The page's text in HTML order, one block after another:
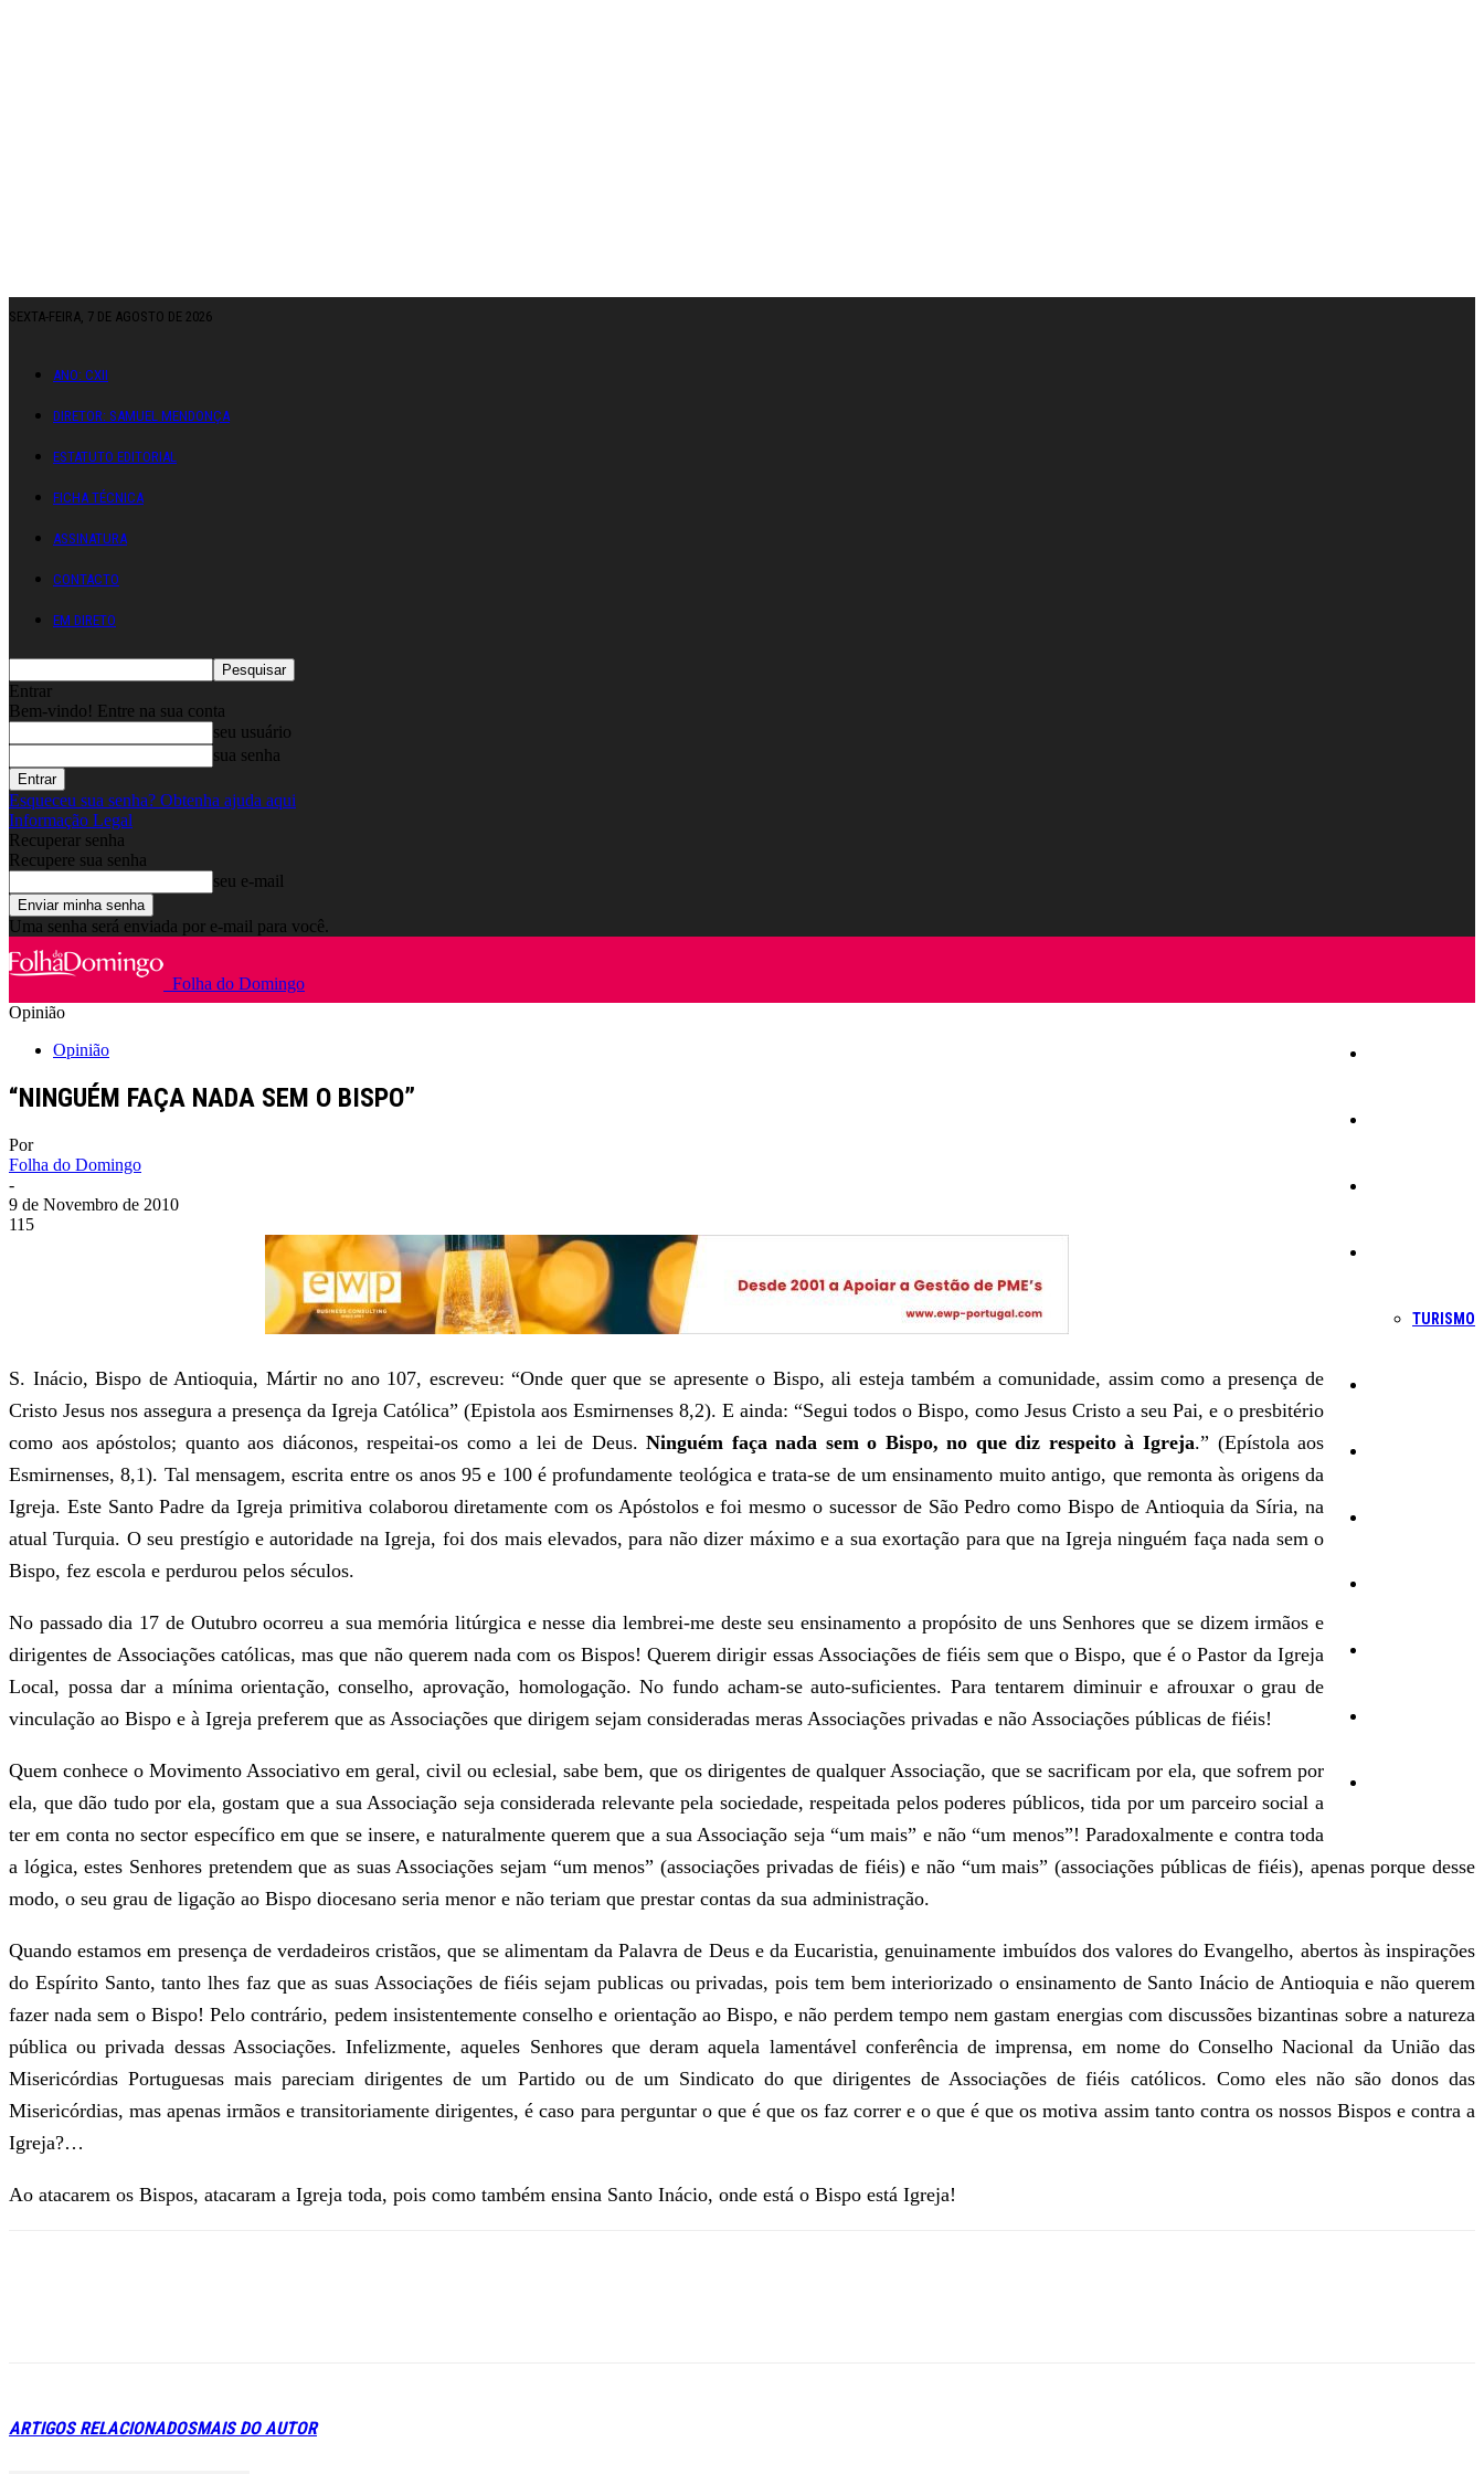
SEXTA-FEIRA, 7 DE AGOSTO DE 2026
ANO: CXII
DIRETOR: SAMUEL MENDONÇA
ESTATUTO EDITORIAL
FICHA TÉCNICA
ASSINATURA
CONTACTO
EM DIRETO
Entrar
Bem-vindo! Entre na sua conta
seu usuário
sua senha
Esqueceu sua senha? Obtenha ajuda aqui
Informação Legal
Recuperar senha
Recupere sua senha
seu e-mail
Uma senha será enviada por e-mail para você.
Folha do Domingo
TURISMO
Opinião
Opinião
“NINGUÉM FAÇA NADA SEM O BISPO”
Por
Folha do Domingo
-
9 de Novembro de 2010
115
S. Inácio, Bispo de Antioquia, Mártir no ano 107, escreveu: “Onde quer que se apresente o Bispo, ali esteja também a comunidade, assim como a presença de
Cristo Jesus nos assegura a presença da Igreja Católica” (Epistola aos Esmirnenses 8,2). E ainda: “Segui todos o Bispo, como Jesus Cristo a seu Pai, e o presbitério
como aos apóstolos; quanto aos diáconos, respeitai-os como a lei de Deus.Ninguém faça nada sem o Bispo, no que diz respeito à Igreja.” (Epístola aos
Esmirnenses, 8,1). Tal mensagem, escrita entre os anos 95 e 100 é profundamente teológica e trata-se de um ensinamento muito antigo, que remonta às origens da
Igreja. Este Santo Padre da Igreja primitiva colaborou diretamente com os Apóstolos e foi mesmo o sucessor de São Pedro como Bispo de Antioquia da Síria, na
atual Turquia. O seu prestígio e autoridade na Igreja, foi dos mais elevados, para não dizer máximo e a sua exortação para que na Igreja ninguém faça nada sem o
Bispo, fez escola e perdurou pelos séculos.
No passado dia 17 de Outubro ocorreu a sua memória litúrgica e nesse dia lembrei-me deste seu ensinamento a propósito de uns Senhores que se dizem irmãos e
dirigentes de Associações católicas, mas que não querem nada com os Bispos! Querem dirigir essas Associações de fiéis sem que o Bispo, que é o Pastor da Igreja
Local, possa dar a mínima orientação, conselho, aprovação, homologação. No fundo acham-se auto-suficientes. Para tentarem diminuir e afrouxar o grau de
vinculação ao Bispo e à Igreja preferem que as Associações que dirigem sejam consideradas meras Associações privadas e não Associações públicas de fiéis!
Quem conhece o Movimento Associativo em geral, civil ou eclesial, sabe bem, que os dirigentes de qualquer Associação, que se sacrificam por ela, que sofrem por
ela, que dão tudo por ela, gostam que a sua Associação seja considerada relevante pela sociedade, respeitada pelos poderes públicos, tida por um parceiro social a
ter em conta no sector específico em que se insere, e naturalmente querem que a sua Associação seja “um mais” e não “um menos”! Paradoxalmente e contra toda
a lógica, estes Senhores pretendem que as suas Associações sejam “um menos” (associações privadas de fiéis) e não “um mais” (associações públicas de fiéis), apenas porque desse
modo, o seu grau de ligação ao Bispo diocesano seria menor e não teriam que prestar contas da sua administração.
Quando estamos em presença de verdadeiros cristãos, que se alimentam da Palavra de Deus e da Eucaristia, genuinamente imbuídos dos valores do Evangelho, abertos às inspirações
do Espírito Santo, tanto lhes faz que as suas Associações de fiéis sejam publicas ou privadas, pois tem bem interiorizado o ensinamento de Santo Inácio de Antioquia e não querem
fazer nada sem o Bispo! Pelo contrário, pedem insistentemente conselho e orientação ao Bispo, e não perdem tempo nem gastam energias com discussões bizantinas sobre a natureza
pública ou privada dessas Associações. Infelizmente, aqueles Senhores que deram aquela lamentável conferência de imprensa, em nome do Conselho Nacional da União das
Misericórdias Portuguesas mais pareciam dirigentes de um Partido ou de um Sindicato do que dirigentes de Associações de fiéis católicos. Como eles não são donos das
Misericórdias, mas apenas irmãos e transitoriamente dirigentes, é caso para perguntar o que é que os faz correr e o que é que os motiva assim tanto contra os nossos Bispos e contra a
Igreja?…
Ao atacarem os Bispos, atacaram a Igreja toda, pois como também ensina Santo Inácio, onde está o Bispo está Igreja!
ARTIGOS RELACIONADOSMAIS DO AUTOR